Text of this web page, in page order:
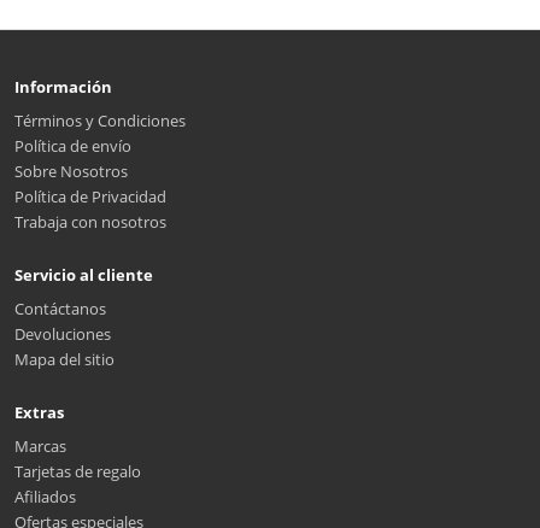
Información
Términos y Condiciones
Política de envío
Sobre Nosotros
Política de Privacidad
Trabaja con nosotros
Servicio al cliente
Contáctanos
Devoluciones
Mapa del sitio
Extras
Marcas
Tarjetas de regalo
Afiliados
Ofertas especiales